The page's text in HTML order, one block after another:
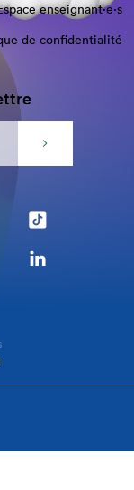
enseignant·e⋅s
de confidentialité